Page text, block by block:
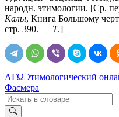
народн. этимологии. [Ср.
Калы, Книга Большому
стр. 390. — Т.]
ΛΓΩЭтимологический
Фасмера